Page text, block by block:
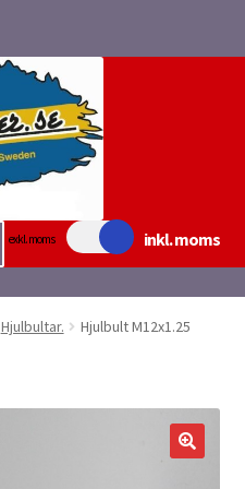
exkl. moms inkl. moms
Hjulbultar.
Hjulbult M12x1.25